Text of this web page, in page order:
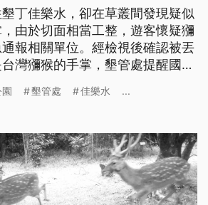
丁佳樂水，卻在草叢間發現疑似
由於切面相當工整，遊客懷疑獼
報相關單位。經檢視後確認被丟
灣獼猴的手掌，墾管處提醒國家
墾管處 佳樂水 ...